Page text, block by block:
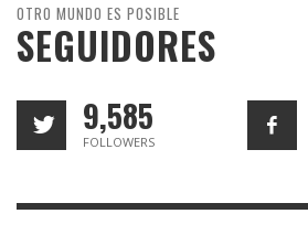
OTRO MUNDO ES POSIBLE
SEGUIDORES
9,585
FOLLOWERS